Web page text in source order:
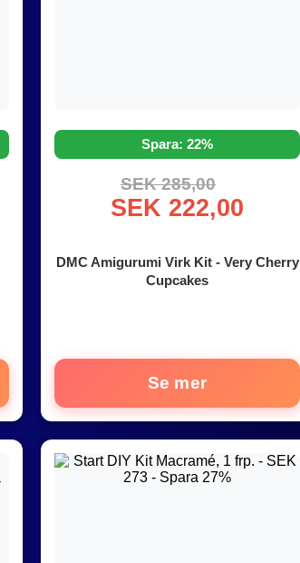
Spara: 22%
SEK 285,00
SEK 222,00
DMC Amigurumi Virk Kit - Very Cherry
Cupcakes
Se mer